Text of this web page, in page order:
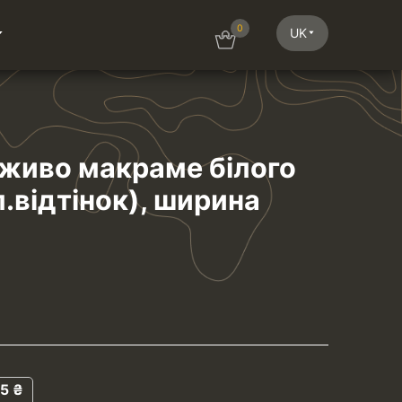
0 UK
макраме білого
ширина
₴